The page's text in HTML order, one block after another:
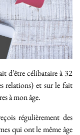
d’être célibataire à 32
relations) et sur le fait
à mon âge.
régulièrement des
qui ont le même âge